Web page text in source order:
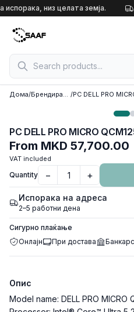
Skip to content
испорака, низ целата земја.
Дома/ Брендирани конфигурации /
From MKD 57,700.00
VAT included
Quantity − +
Испорака на адреса
2–5 работни дена
Сигурно плаќање
Онлајн
При достава
Опис
Model name: DELL PRO MICRO